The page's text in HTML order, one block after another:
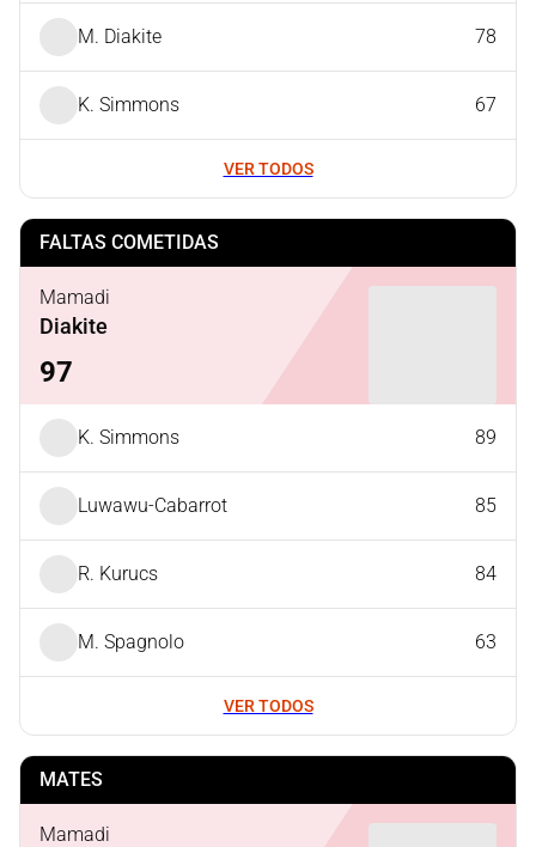
M. Diakite 78
K. Simmons 67
VER TODOS
FALTAS COMETIDAS
Mamadi
Diakite
97
K. Simmons 89
Luwawu-Cabarrot 85
R. Kurucs 84
M. Spagnolo 63
VER TODOS
MATES
Mamadi